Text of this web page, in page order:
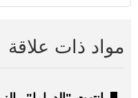
مواد ذات علاقة